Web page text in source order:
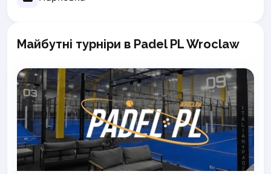
Pszczyna
Siedlce
Stalowa Wola
Szczecin
Torun
Trabki Wielkie
Turbia
Майбутні турніри в Padel PL Wroclaw